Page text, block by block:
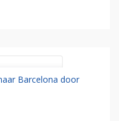
Barcelona door